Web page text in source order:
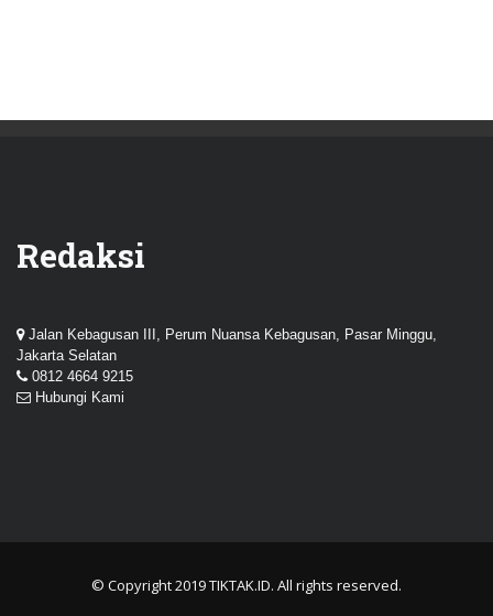
Redaksi
Jalan Kebagusan III, Perum Nuansa Kebagusan, Pasar Minggu,
Jakarta Selatan
0812 4664 9215
Hubungi Kami
© Copyright 2019TIKTAK.ID. All rights reserved.